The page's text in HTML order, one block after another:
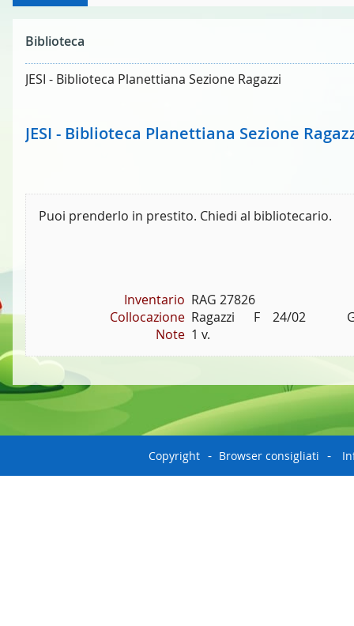
Biblioteca
JESI - Biblioteca Planettiana Sezione Ragazzi
JESI - Biblioteca Planettiana Sezione
Puoi prenderlo in prestito. Chiedi al bibliotecario.
Inventario RAG 27826
Collocazione Ragazzi      F    24/02
Note 1 v.
Copyright Browser consigliati